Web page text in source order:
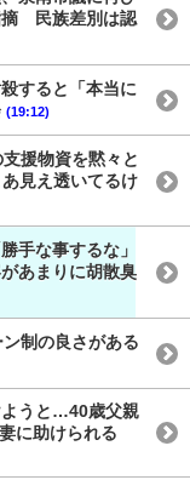
摘 民族差別は認
すると「本当に
(19:12)
援物資を黙々と
見え透いてるけ
手な事するな」
あまりに胡散臭
制の良さがある
ようと…40歳父親
に助けられる